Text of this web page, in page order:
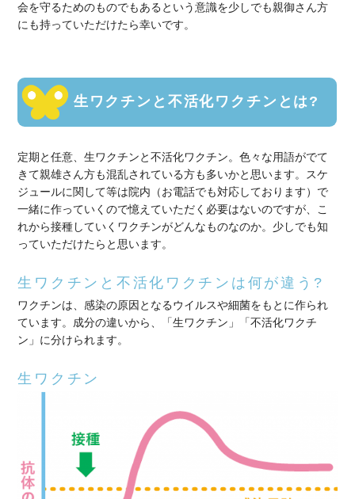
会を守るためのものでもあるという意識を少しでも親御さん方
にも持っていただけたら幸いです。
生ワクチンと不活化ワクチンとは?
定期と任意、生ワクチンと不活化ワクチン。色々な用語がでて
きて親雄さん方も混乱されている方も多いかと思います。スケ
ジュールに関して等は院内（お電話でも対応しております）で
一緒に作っていくので憶えていただく必要はないのですが、こ
れから接種していくワクチンがどんなものなのか。少しでも知
っていただけたらと思います。
生ワクチンと不活化ワクチンは何が違う?
ワクチンは、感染の原因となるウイルスや細菌をもとに作られ
ています。成分の違いから、「生ワクチン」「不活化ワクチ
ン」に分けられます。
生ワクチン